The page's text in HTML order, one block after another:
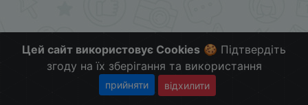
Цей сайт використовує Cookies 🍪 Підтвердіть
згоду на їх зберігання та використання
прийняти відхилити